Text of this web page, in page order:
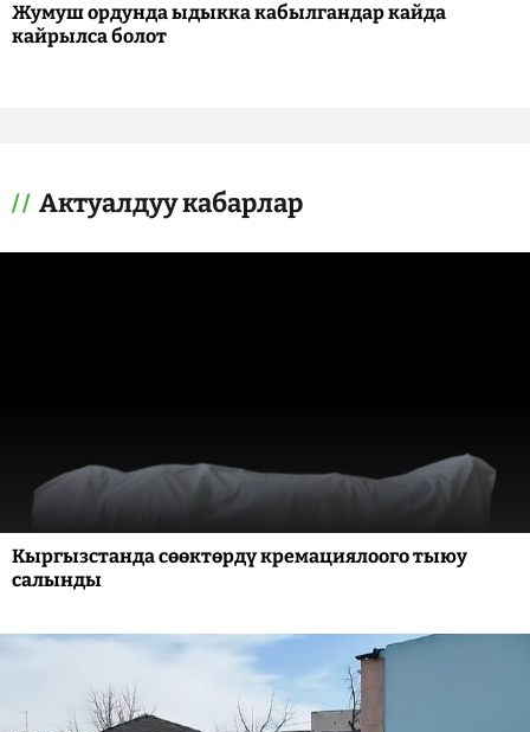
Жумуш ордунда ыдыкка кабылгандар кайда
кайрылса болот
Актуалдуу кабарлар
Кыргызстанда сөөктөрдү кремациялоого тыюу
салынды